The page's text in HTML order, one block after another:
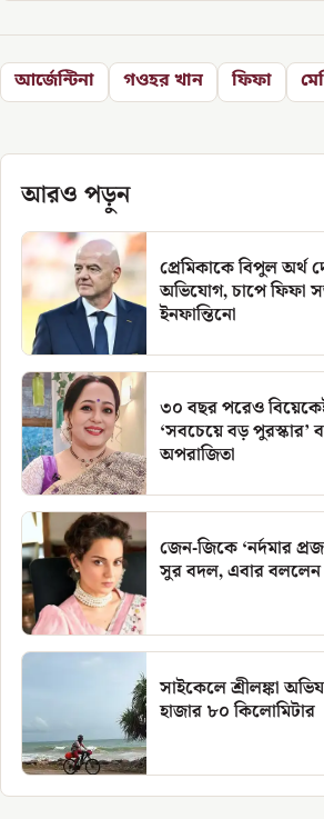
আর্জেন্টিনা গওহর খান ফিফা
আরও পড়ুন
প্রেমিকাকে বিপুল অর্থ
অভিযোগ, চাপে ফিফা
ইনফান্তিনো
৩০ বছর পরেও
‘সবচেয়ে বড় পুরস্কার’
অপরাজিতা
জেন-জিকে ‘নর্দমার
সুর বদল, এবার বললেন
সাইকেলে শ্রীলঙ্কা
হাজার ৮০ কিলোমিটার